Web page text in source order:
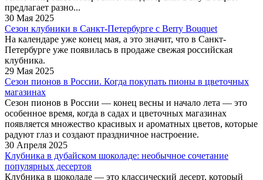
предлагает разно...
30 Мая 2025
Сезон клубники в Санкт-Петербурге c Berry Bouquet
На календаре уже конец мая, а это значит, что в Санкт-
Петербурге уже появилась в продаже свежая российская
клубника.
29 Мая 2025
Сезон пионов в России. Когда покупать пионы в цветочных
магазинах
Сезон пионов в России — конец весны и начало лета — это
особенное время, когда в садах и цветочных магазинах
появляется множество красивых и ароматных цветов, которые
радуют глаз и создают праздничное настроение.
30 Апреля 2025
Клубника в дубайском шоколаде: необычное сочетание
популярных десертов
Клубника в шоколаде — это классический десерт, который